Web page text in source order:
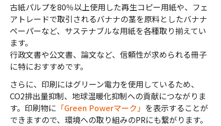
古紙パルプを80％以上使用した再生コピー用紙や、フェ
アトレードで取引されるバナナの茎を原料としたバナナ
ペーパーなど、サステナブルな用紙を各種取り揃えてい
ます。
行政文書や公文書、論文など、信頼性が求められる冊子
に特におすすめです。
さらに、印刷にはグリーン電力を使用しているため、
CO2排出量抑制、地球温暖化抑制への貢献につながりま
す。印刷物に 「Green Powerマーク」 を表示することが
できますので、環境への取り組みのPRにも繋がります。